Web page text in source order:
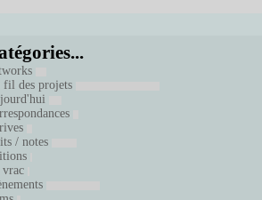
fil des projets
/ notes